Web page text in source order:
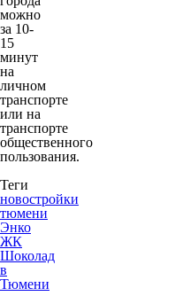
можно
за 10-
15
минут
на
личном
транспорте
или на
транспорте
общественного
пользования.
Теги
новостройки
тюмени
Энко
ЖК
Шоколад
в
Тюмени